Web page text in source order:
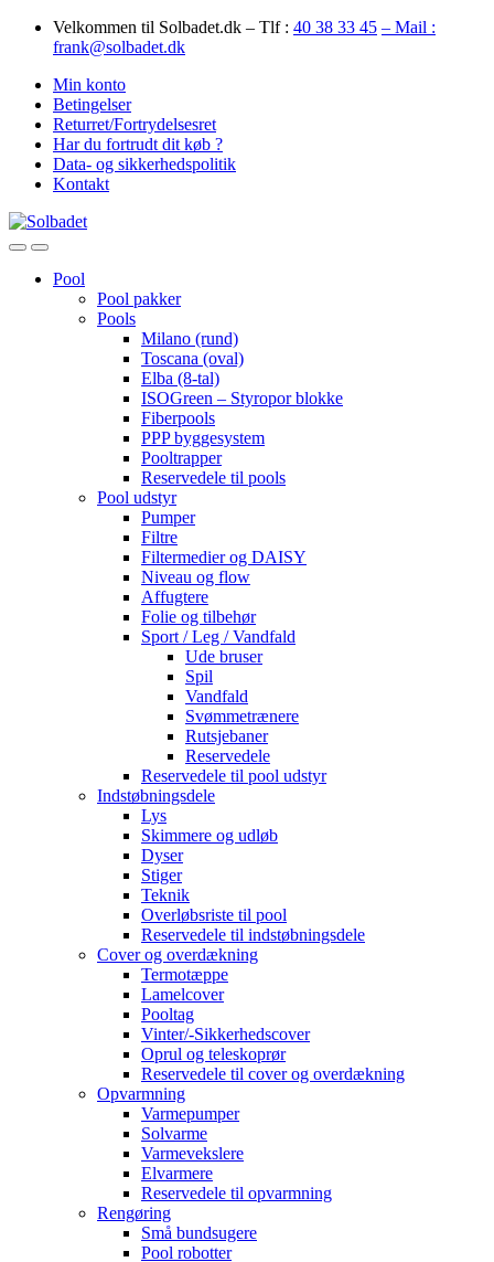
Skip
Skip
Velkommen til Solbadet.dk – Tlf : 40 38 33 45 – Mail :
frank@solbadet.dk
Min konto
Betingelser
Returret/Fortrydelsesret
Har du fortrudt dit køb ?
Data- og sikkerhedspolitik
Kontakt
OpenClose
Pool
Pool pakker
Pools
Milano (rund)
Toscana (oval)
Elba (8-tal)
ISOGreen – Styropor blokke
Fiberpools
PPP byggesystem
Pooltrapper
Reservedele til pools
Pool udstyr
Pumper
Filtre
Filtermedier og DAISY
Niveau og flow
Affugtere
Folie og tilbehør
Sport / Leg / Vandfald
Ude bruser
Spil
Vandfald
Svømmetrænere
Rutsjebaner
Reservedele
Reservedele til pool udstyr
Indstøbningsdele
Lys
Skimmere og udløb
Dyser
Stiger
Teknik
Overløbsriste til pool
Reservedele til indstøbningsdele
Cover og overdækning
Termotæppe
Lamelcover
Pooltag
Vinter/-Sikkerhedscover
Oprul og teleskoprør
Reservedele til cover og overdækning
Opvarmning
Varmepumper
Solvarme
Varmevekslere
Elvarmere
Reservedele til opvarmning
Rengøring
Små bundsugere
Pool robotter